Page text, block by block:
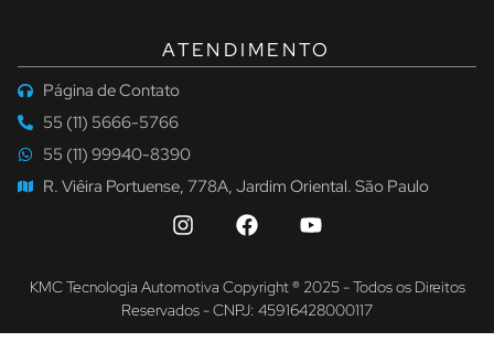
ATENDIMENTO
Página de Contato
55 (11) 5666-5766
55 (11) 99940-8390
R. Viêira Portuense, 778A, Jardim Oriental. São Paulo
KMC Tecnologia Automotiva Copyright ® 2025 - Todos os Direitos
Reservados - CNPJ: 45916428000117